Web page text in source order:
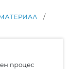
/
процес